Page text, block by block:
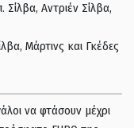
Αντριέν Σίλβα,
Μάρτινς και Γκέδες
να φτάσουν μέχρι